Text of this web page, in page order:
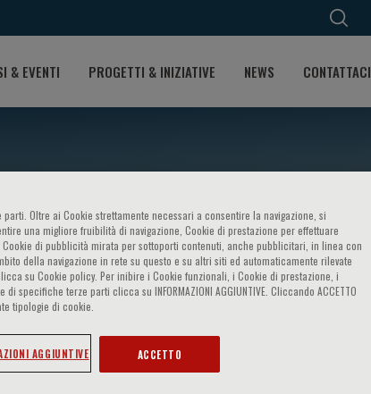
& EVENTI PROGETTI & INIZIATIVE NEWS CONTATTACI
Oltre ai Cookie strettamente necessari a consentire la navigazione, si
una migliore fruibilità di navigazione, Cookie di prestazione per effettuare
di pubblicità mirata per sottoporti contenuti, anche pubblicitari, in linea con
della navigazione in rete su questo e su altri siti ed automaticamente rilevate
su Cookie policy. Per inibire i Cookie funzionali, i Cookie di prestazione, i
specifiche terze parti clicca su INFORMAZIONI AGGIUNTIVE. Cliccando ACCETTO
tipologie di cookie.
AGGIUNTIVE ACCETTO